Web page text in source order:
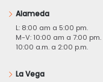
Alameda
L: 8:00 am a 5:00 pm.
M-V: 10:00 am a 7:00 pm.
10:00 a.m. a 2:00 p.m.
La Vega